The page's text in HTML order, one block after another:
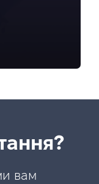
вам